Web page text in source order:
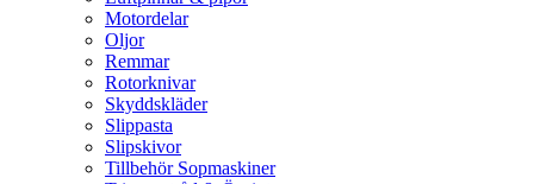
Motordelar
Oljor
Remmar
Rotorknivar
Skyddskläder
Slippasta
Slipskivor
Tillbehör Sopmaskiner